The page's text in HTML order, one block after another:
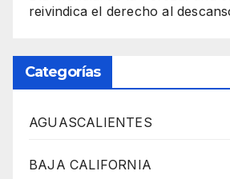
reivindica el derecho al
Categorías
AGUASCALIENTES
BAJA CALIFORNIA